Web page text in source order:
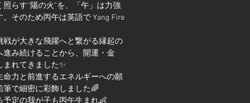
らす“陽の火”を、「午」は力強
そのため丙午は英語で Yang Fire
が大きな飛躍へと繋がる縁起の
み続けることから、開運・金
れてきました✨
力と前進するエネルギーへの願
で細密に彩飾しました🌈